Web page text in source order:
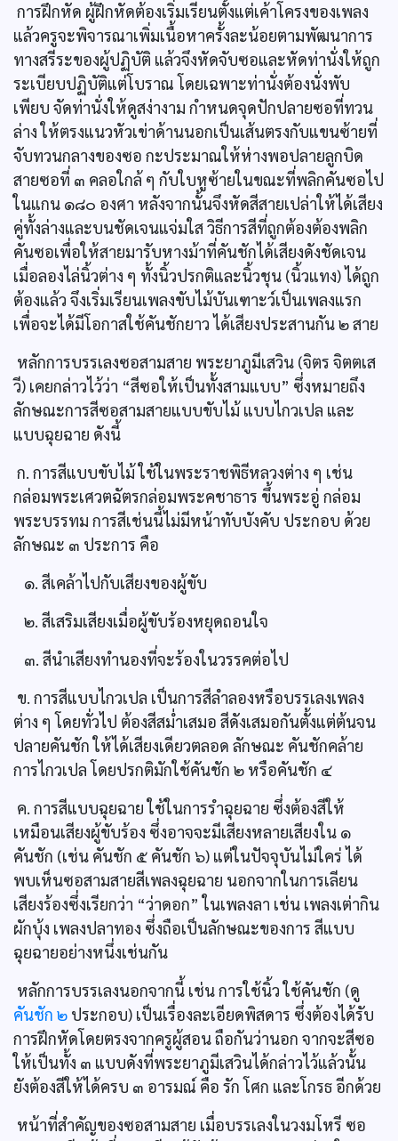
การฝึกหัด ผู้ฝึกหัดต้องเริ่มเรียนตั้งแต่เค้าโครงของเพลง
แล้วครูจะพิจารณาเพิ่มเนื้อหาครั้งละน้อยตามพัฒนาการ
ทางสรีระของผู้ปฏิบัติ แล้วจึงหัดจับซอและหัดท่านั่งให้ถูก
ระเบียบปฏิบัติแต่โบราณ โดยเฉพาะท่านั่งต้องนั่งพับ
เพียบ จัดท่านั่งให้ดูสง่างาม กำหนดจุดปักปลายซอที่ทวน
ล่าง ให้ตรงแนวหัวเข่าด้านนอกเป็นเส้นตรงกับแขนซ้ายที่
จับทวนกลางของซอ กะประมาณให้ห่างพอปลายลูกบิด
สายซอที่ ๓ คลอใกล้ ๆ กับใบหูซ้ายในขณะที่พลิกคันซอไป
ในแกน ๑๘๐ องศา หลังจากนั้นจึงหัดสีสายเปล่าให้ได้เสียง
คู่ทั้งล่างและบนชัดเจนแจ่มใส วิธีการสีที่ถูกต้องต้องพลิก
คันซอเพื่อให้สายมารับหางม้าที่คันชักได้เสียงดังชัดเจน
เมื่อลองไล่นิ้วต่าง ๆ ทั้งนิ้วปรกติและนิ้วชุน (นิ้วแทง) ได้ถูก
ต้องแล้ว จึงเริ่มเรียนเพลงขับไม้บันเฑาะว์เป็นเพลงแรก
เพื่อจะได้มีโอกาสใช้คันชักยาว ได้เสียงประสานกัน ๒ สาย
หลักการบรรเลงซอสามสาย พระยาภูมีเสวิน (จิตร จิตตเส
วี) เคยกล่าวไว้ว่า “สีซอให้เป็นทั้งสามแบบ” ซึ่งหมายถึง
ลักษณะการสีซอสามสายแบบขับไม้ แบบไกวเปล และ
แบบฉุยฉาย ดังนี้
ก. การสีแบบขับไม้ ใช้ในพระราชพิธีหลวงต่าง ๆ เช่น
กล่อมพระเศวตฉัตรกล่อมพระคชาธาร ขึ้นพระอู่ กล่อม
พระบรรทม การสีเช่นนี้ไม่มีหน้าทับบังคับ ประกอบ ด้วย
ลักษณะ ๓ ประการ คือ
๑. สีเคล้าไปกับเสียงของผู้ขับ
๒. สีเสริมเสียงเมื่อผู้ขับร้องหยุดถอนใจ
๓. สีนำเสียงทำนองที่จะร้องในวรรคต่อไป
ข. การสีแบบไกวเปล เป็นการสีลำลองหรือบรรเลงเพลง
ต่าง ๆ โดยทั่วไป ต้องสีสม่ำเสมอ สีดังเสมอกันตั้งแต่ต้นจน
ปลายคันชัก ให้ได้เสียงเดียวตลอด ลักษณะ คันชักคล้าย
การไกวเปล โดยปรกติมักใช้คันชัก ๒ หรือคันชัก ๔
ค. การสีแบบฉุยฉาย ใช้ในการรำฉุยฉาย ซึ่งต้องสีให้
เหมือนเสียงผู้ขับร้อง ซึ่งอาจจะมีเสียงหลายเสียงใน ๑
คันชัก (เช่น คันชัก ๕ คันชัก ๖) แต่ในปัจจุบันไม่ใคร่ ได้
พบเห็นซอสามสายสีเพลงฉุยฉาย นอกจากในการเลียน
เสียงร้องซึ่งเรียกว่า “ว่าดอก” ในเพลงลา เช่น เพลงเต่ากิน
ผักบุ้ง เพลงปลาทอง ซึ่งถือเป็นลักษณะของการ สีแบบ
ฉุยฉายอย่างหนึ่งเช่นกัน
หลักการบรรเลงนอกจากนี้ เช่น การใช้นิ้ว ใช้คันชัก (ดู
คันชัก ๒ ประกอบ) เป็นเรื่องละเอียดพิสดาร ซึ่งต้องได้รับ
การฝึกหัดโดยตรงจากครูผู้สอน ถือกันว่านอก จากจะสีซอ
ให้เป็นทั้ง ๓ แบบดังที่พระยาภูมีเสวินได้กล่าวไว้แล้วนั้น
ยังต้องสีให้ได้ครบ ๓ อารมณ์ คือ รัก โศก และโกรธ อีกด้วย
หน้าที่สำคัญของซอสามสาย เมื่อบรรเลงในวงมโหรี ซอ